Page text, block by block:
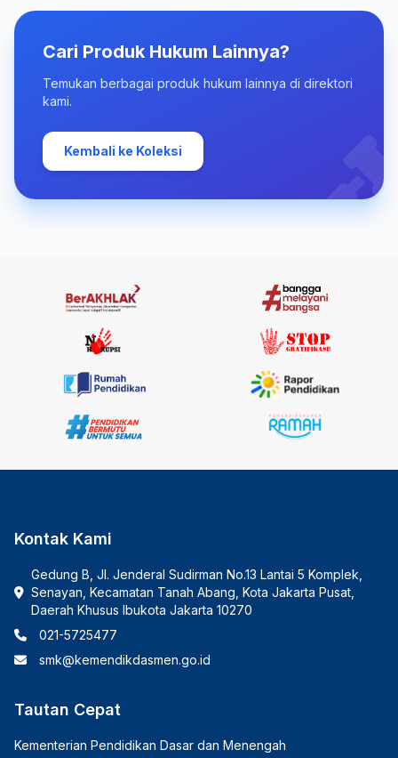
Cari Produk Hukum Lainnya?
Temukan berbagai produk hukum lainnya di direktori
kami.
Kembali ke Koleksi
Kontak Kami
Gedung B, Jl. Jenderal Sudirman No.13 Lantai 5 Komplek,
Senayan, Kecamatan Tanah Abang, Kota Jakarta Pusat,
Daerah Khusus Ibukota Jakarta 10270
021-5725477
smk@kemendikdasmen.go.id
Tautan Cepat
Kementerian Pendidikan Dasar dan Menengah